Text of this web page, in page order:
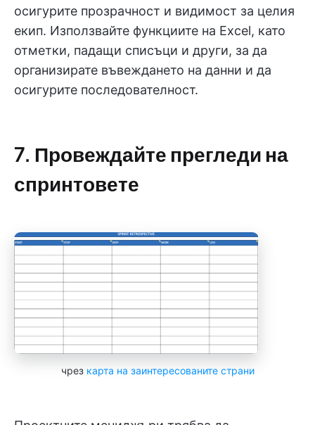
осигурите прозрачност и видимост за целия
екип. Използвайте функциите на Excel, като
отметки, падащи списъци и други, за да
организирате въвеждането на данни и да
осигурите последователност.
7. Провеждайте прегледи на
спринтовете
чрез карта на заинтересованите страни